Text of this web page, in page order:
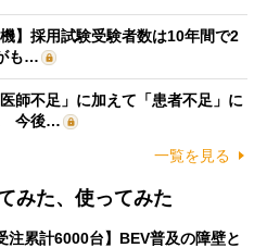
】採用試験受験者数は10年間で2
も…
師不足」に加えて「患者不足」に
今後…
一覧を見る
みた、使ってみた
注累計6000台】BEV普及の障壁と